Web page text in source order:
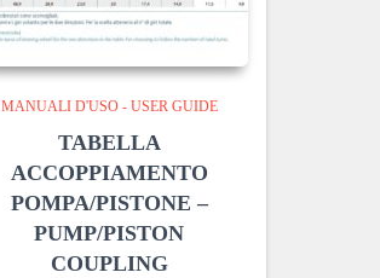
MANUALI D'USO - USER GUIDE
TABELLA
ACCOPPIAMENTO
POMPA/PISTONE –
PUMP/PISTON
COUPLING